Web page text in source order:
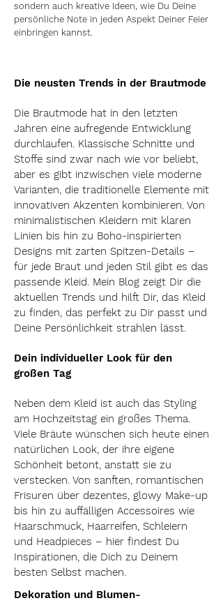
sondern auch kreative Ideen, wie Du Deine
persönliche Note in jeden Aspekt Deiner Feier
einbringen kannst.
Die neusten Trends in der Brautmode
Die Brautmode hat in den letzten
Jahren eine aufregende Entwicklung
durchlaufen. Klassische Schnitte und
Stoffe sind zwar nach wie vor beliebt,
aber es gibt inzwischen viele moderne
Varianten, die traditionelle Elemente mit
innovativen Akzenten kombinieren. Von
minimalistischen Kleidern mit klaren
Linien bis hin zu Boho-inspirierten
Designs mit zarten Spitzen-Details –
für jede Braut und jeden Stil gibt es das
passende Kleid. Mein Blog zeigt Dir die
aktuellen Trends und hilft Dir, das Kleid
zu finden, das perfekt zu Dir passt und
Deine Persönlichkeit strahlen lässt.
Dein individueller Look für den
großen Tag
Neben dem Kleid ist auch das Styling
am Hochzeitstag ein großes Thema.
Viele Bräute wünschen sich heute einen
natürlichen Look, der ihre eigene
Schönheit betont, anstatt sie zu
verstecken. Von sanften, romantischen
Frisuren über dezentes, glowy Make-up
bis hin zu auffälligen Accessoires wie
Haarschmuck, Haarreifen, Schleiern
und Headpieces – hier findest Du
Inspirationen, die Dich zu Deinem
besten Selbst machen.
Dekoration und Blumen-